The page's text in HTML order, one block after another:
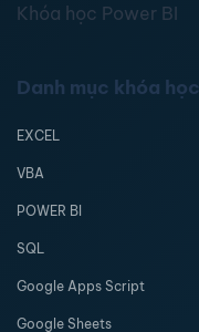
Khóa học Power BI
Danh mục khóa học
EXCEL
VBA
POWER BI
SQL
Google Apps Script
Google Sheets